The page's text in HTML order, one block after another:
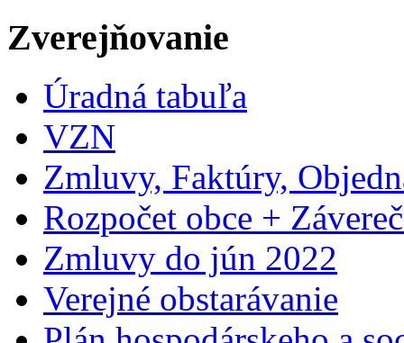
Zverejňovanie
Úradná tabuľa
VZN
Zmluvy, Faktúry,
Rozpočet obce +
Zmluvy do jún 2022
Verejné obstarávanie